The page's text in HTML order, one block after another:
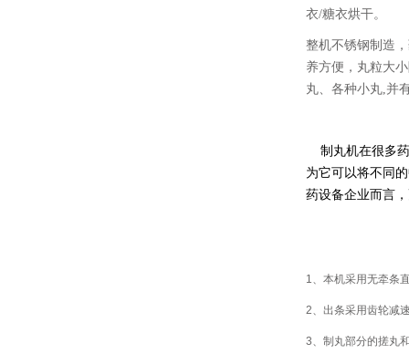
衣/糖衣烘干。
整机不锈钢制造
养方便，丸粒大
丸、各种小丸,并
制丸机在很多
为它可以将不同
药设备企业而言
1、本机采用无牵条
2、出条采用齿轮减
3、制丸部分的搓丸